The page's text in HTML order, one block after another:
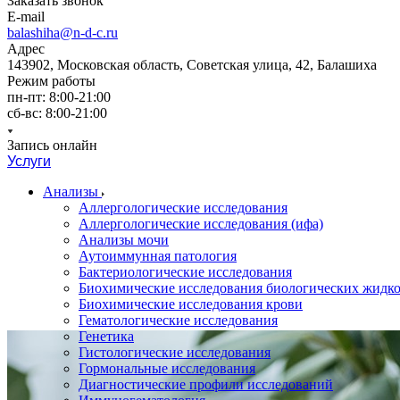
E-mail
balashiha@n-d-c.ru
Адрес
143902, Московская область, Советская улица, 42, Балашиха
Режим работы
пн-пт: 8:00-21:00
сб-вс: 8:00-21:00
Запись онлайн
Услуги
Анализы
Аллергологические исследования
Аллергологические исследования (ифа)
Анализы мочи
Аутоиммунная патология
Бактериологические исследования
Биохимические исследования биологических
Биохимические исследования крови
Гематологические исследования
Генетика
Гистологические исследования
Гормональные исследования
Диагностические профили исследований